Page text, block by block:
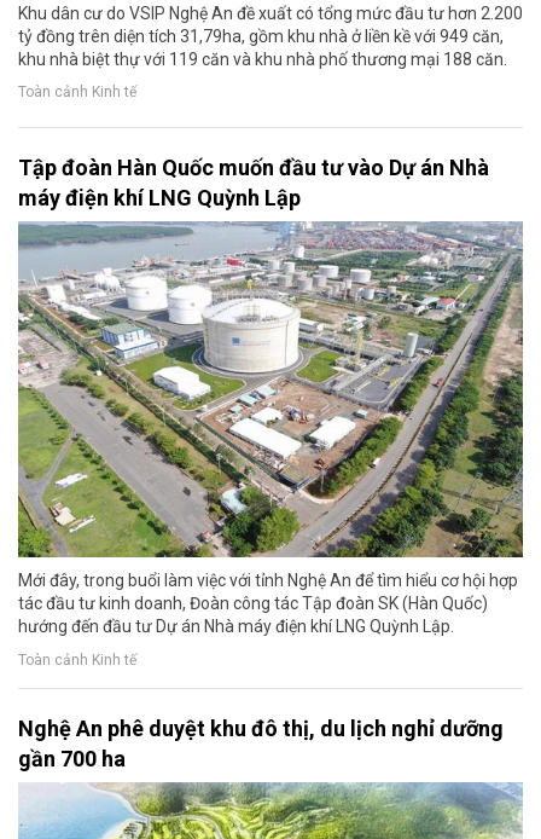
Khu dân cư do VSIP Nghệ An đề xuất có tổng mức đầu tư hơn 2.200
tỷ đồng trên diện tích 31,79ha, gồm khu nhà ở liền kề với 949 căn,
khu nhà biệt thự với 119 căn và khu nhà phố thương mại 188 căn.
Toàn cảnh Kinh tế
Tập đoàn Hàn Quốc muốn đầu tư vào Dự án Nhà
máy điện khí LNG Quỳnh Lập
Mới đây, trong buổi làm việc với tỉnh Nghệ An để tìm hiểu cơ hội hợp
tác đầu tư kinh doanh, Đoàn công tác Tập đoàn SK (Hàn Quốc)
hướng đến đầu tư Dự án Nhà máy điện khí LNG Quỳnh Lập.
Toàn cảnh Kinh tế
Nghệ An phê duyệt khu đô thị, du lịch nghỉ dưỡng
gần 700 ha